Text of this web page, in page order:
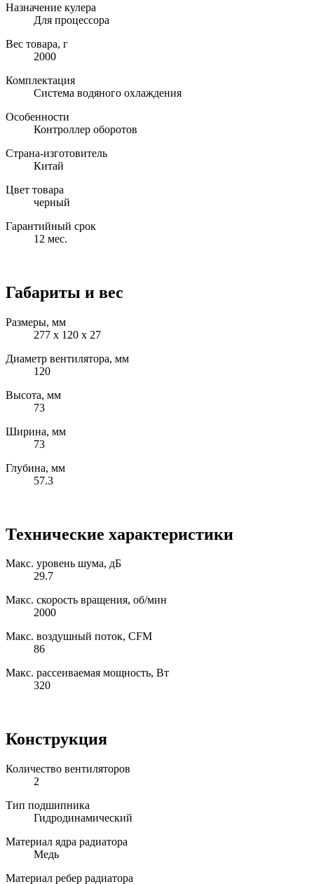
Назначение кулера
Для процессора
Вес товара, г
2000
Комплектация
Система водяного охлаждения
Особенности
Контроллер оборотов
Страна-изготовитель
Китай
Цвет товара
черный
Гарантийный срок
12 мес.
Габариты и вес
Размеры, мм
277 х 120 х 27
Диаметр вентилятора, мм
120
Высота, мм
73
Ширина, мм
73
Глубина, мм
57.3
Технические характеристики
Макс. уровень шума, дБ
29.7
Макс. скорость вращения, об/мин
2000
Макс. воздушный поток, CFM
86
Макс. рассеиваемая мощность, Вт
320
Конструкция
Количество вентиляторов
2
Тип подшипника
Гидродинамический
Материал ядра радиатора
Медь
Материал ребер радиатора